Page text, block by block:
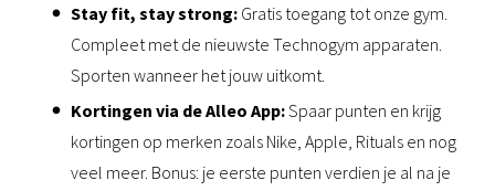
Stay fit, stay strong: Gratis toegang tot onze gym.
Compleet met de nieuwste Technogym apparaten.
Sporten wanneer het jouw uitkomt.
Kortingen via de Alleo App:Spaar punten en krijg
kortingen op merken zoals Nike, Apple, Rituals en nog
veel meer. Bonus: je eerste punten verdien je al na je